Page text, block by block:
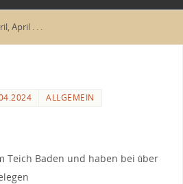
April . . .
ALLGEMEIN
Teich Baden und haben bei über